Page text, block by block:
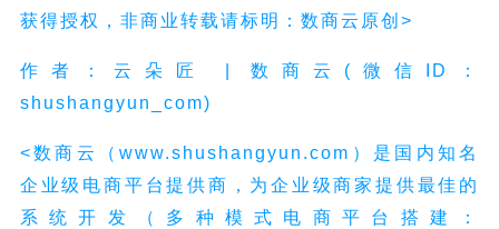
获得授权，非商业转载请标明：数商云原创>
作者：云朵匠 | 数商云(微信ID：
shushangyun_com)
<数商云（www.shushangyun.com）是国内知名
企业级电商平台提供商，为企业级商家提供最佳的
系统开发（多种模式电商平台搭建：